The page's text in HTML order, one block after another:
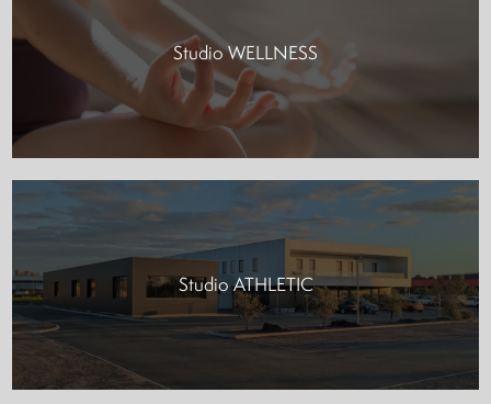
Studio WELLNESS
Studio ATHLETIC